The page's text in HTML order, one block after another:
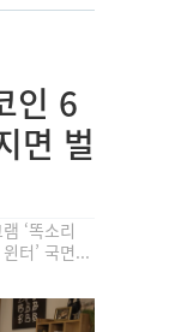
인 6
면 벌
‘똑소리
터’ 국면...